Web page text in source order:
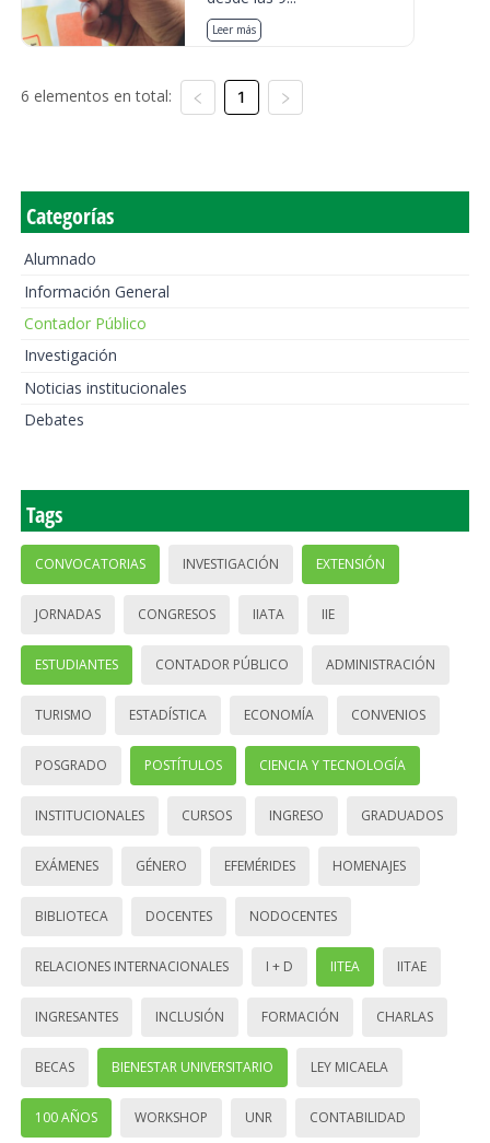
Leer más
6 elementos en total: 1
Categorías
Alumnado
Información General
Contador Público
Investigación
Noticias institucionales
Debates
Tags
CONVOCATORIAS INVESTIGACIÓN EXTENSIÓN
JORNADAS CONGRESOS IIATA IIE
ESTUDIANTES CONTADOR PÚBLICO ADMINISTRACIÓN
TURISMO ESTADÍSTICA ECONOMÍA CONVENIOS
POSGRADO POSTÍTULOS CIENCIA Y TECNOLOGÍA
INSTITUCIONALES CURSOS INGRESO GRADUADOS
EXÁMENES GÉNERO EFEMÉRIDES HOMENAJES
BIBLIOTECA DOCENTES NODOCENTES
RELACIONES INTERNACIONALES I + D IITEA IITAE
INGRESANTES INCLUSIÓN FORMACIÓN CHARLAS
BECAS BIENESTAR UNIVERSITARIO LEY MICAELA
100 AÑOS WORKSHOP UNR CONTABILIDAD